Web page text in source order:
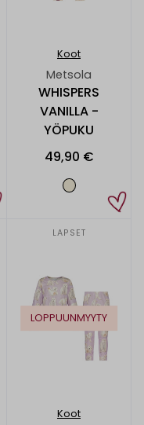
Koot
Metsola
WHISPERS
VANILLA -
YÖPUKU
49,90 €
LAPSET
LOPPUUNMYYTY
Koot